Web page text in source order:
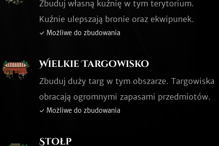
Zbuduj własną kuźnię w tym terytorium.
Kuźnie ulepszają bronie oraz ekwipunek.
✓ Możliwe do zbudowania
Wielkie Targowisko
Zbuduj duży targ w tym obszarze. Targowiska
obracają ogromnymi zapasami przedmiotów.
✓ Możliwe do zbudowania
Stołp